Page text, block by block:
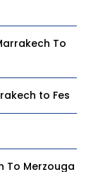
To
to Fes
To Merzouga